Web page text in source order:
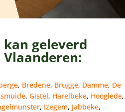
kan geleverd
, Bredene, Brugge, Damme, De
, Gistel, Harelbeke, Hooglede,
, Izegem, Jabbeke,